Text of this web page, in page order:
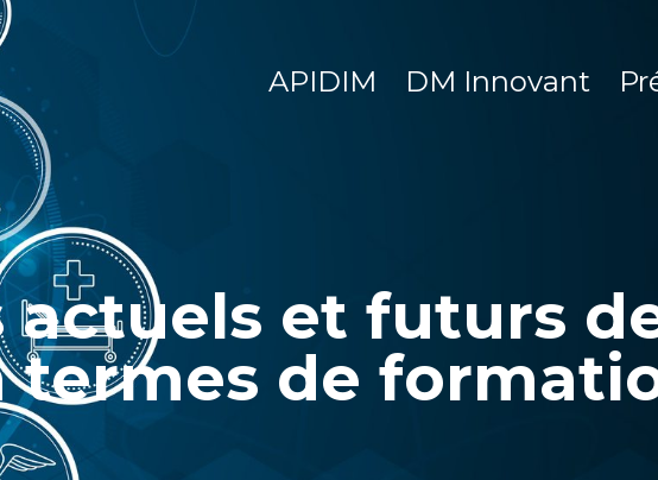
APIDIM DM Innovant
actuels et futurs
termes de